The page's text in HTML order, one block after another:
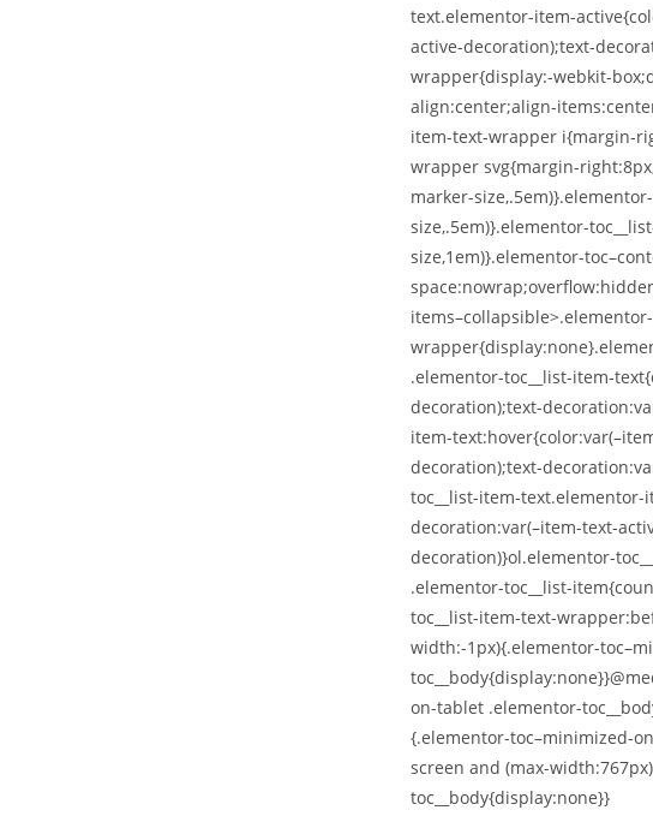
text.elementor-item-
active-decoration);text-
wrapper{display:-webkit-
align:center;align-
item-text-wrapper i{margin-
wrapper svg{margin-
marker-
size,.5em)}.elementor-
size,1em)}.elementor-
.elementor-toc__list-item-
decoration);text-
item-
decoration);text-
toc__list-item-
decoration:var(–item-text-
decoration)}ol.elementor-
.elementor-toc__list-
toc__list-item-text-
width:-1px){.elementor-
on-tablet .elementor-
{.elementor-toc–minimized-
screen and (max-
toc__body{display:none}}